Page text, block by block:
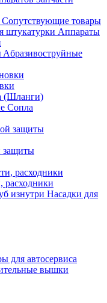
Сопутствующие товары
Аппараты
Aбразивоструйные
(Шланги)
Сопла
защиты
расходники
Насадки для
для автосервиса
вышки